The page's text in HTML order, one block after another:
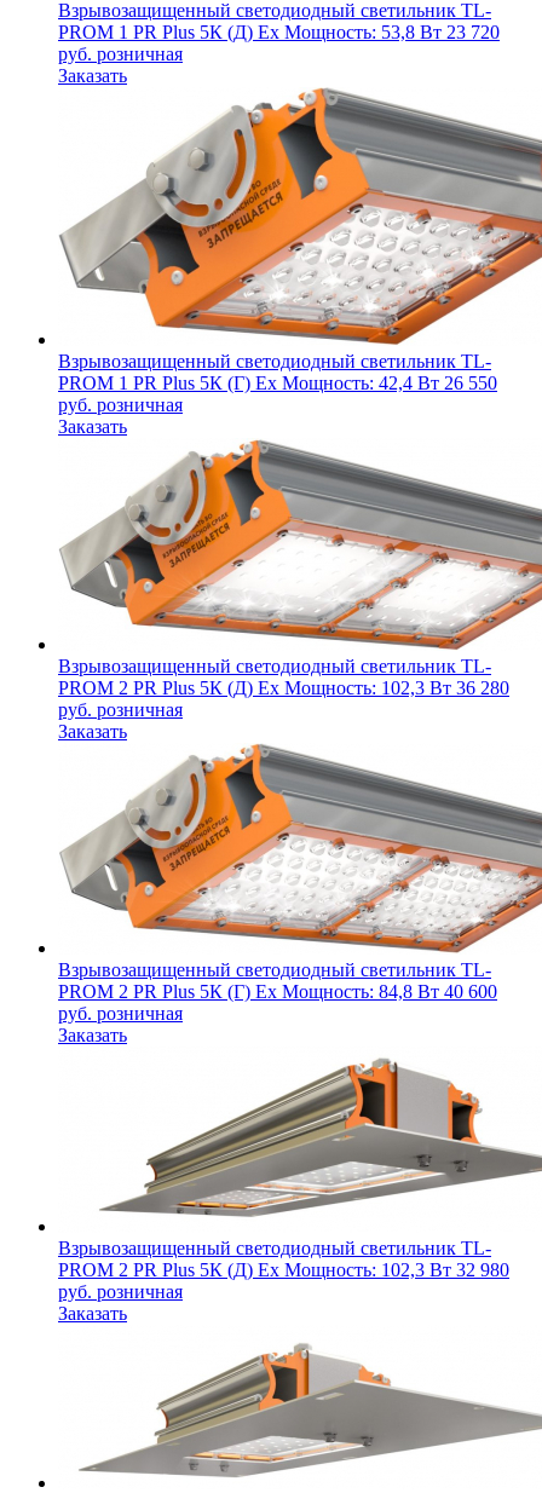
Взрывозащищенный светодиодный светильник TL-
PROM 1 PR Plus 5К (Д) Ex Мощность: 53,8 Вт 23 720
руб. розничная
Заказать
Взрывозащищенный светодиодный светильник TL-
PROM 1 PR Plus 5К (Г) Ex Мощность: 42,4 Вт 26 550
руб. розничная
Заказать
Взрывозащищенный светодиодный светильник TL-
PROM 2 PR Plus 5К (Д) Ex Мощность: 102,3 Вт 36 280
руб. розничная
Заказать
Взрывозащищенный светодиодный светильник TL-
PROM 2 PR Plus 5К (Г) Ex Мощность: 84,8 Вт 40 600
руб. розничная
Заказать
Взрывозащищенный светодиодный светильник TL-
PROM 2 PR Plus 5К (Д) Ex Мощность: 102,3 Вт 32 980
руб. розничная
Заказать